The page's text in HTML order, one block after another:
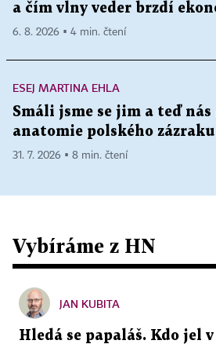
a čím vlny veder brzdí
6. 8. 2026 ▪ 4 min. čtení
ESEJ MARTINA EHLA
Smáli jsme se jim a teď
anatomie polského zázraku
31. 7. 2026 ▪ 8 min. čtení
Vybíráme z HN
JAN KUBITA
Hledá se papaláš. Kdo jel